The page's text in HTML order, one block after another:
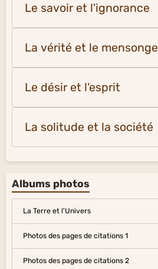
Le savoir et l'ignorance
La vérité et le mensonge
Le désir et l'esprit
La solitude et la société
Albums photos
La Terre et l'Univers
Photos des pages de citations 1
Photos des pages de citations 2